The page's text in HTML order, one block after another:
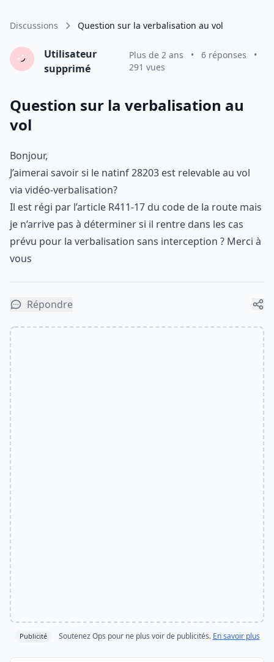
Discussions Question sur la verbalisation au vol
Utilisateur
supprimé
Plus de 2 ans • 6 réponses
•
291 vues
Question sur la verbalisation au
vol
Bonjour,
J’aimerai savoir si le natinf 28203 est relevable au vol
via vidéo-verbalisation?
Il est régi par l’article R411-17 du code de la route mais
je n’arrive pas à déterminer si il rentre dans les cas
prévu pour la verbalisation sans interception ? Merci à
vous
Répondre
Publicité Soutenez Ops pour ne plus voir de publicités. En savoir plus